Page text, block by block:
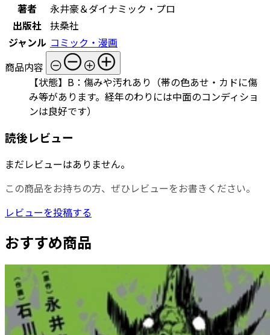
著者
永井豪＆ダイナミック・プロ
出版社
扶桑社
ジャンル コミック・漫画
商品内容
【状態】B：傷みや汚れあり（帯の色あせ・カドに傷
み等があります。経年のわりには中面のコンディショ
ンは良好です）
読後レビュー
まだレビューはありません。
この商品をお持ちの方、ぜひレビューをお書きください。
レビューを投稿する
おすすめ商品